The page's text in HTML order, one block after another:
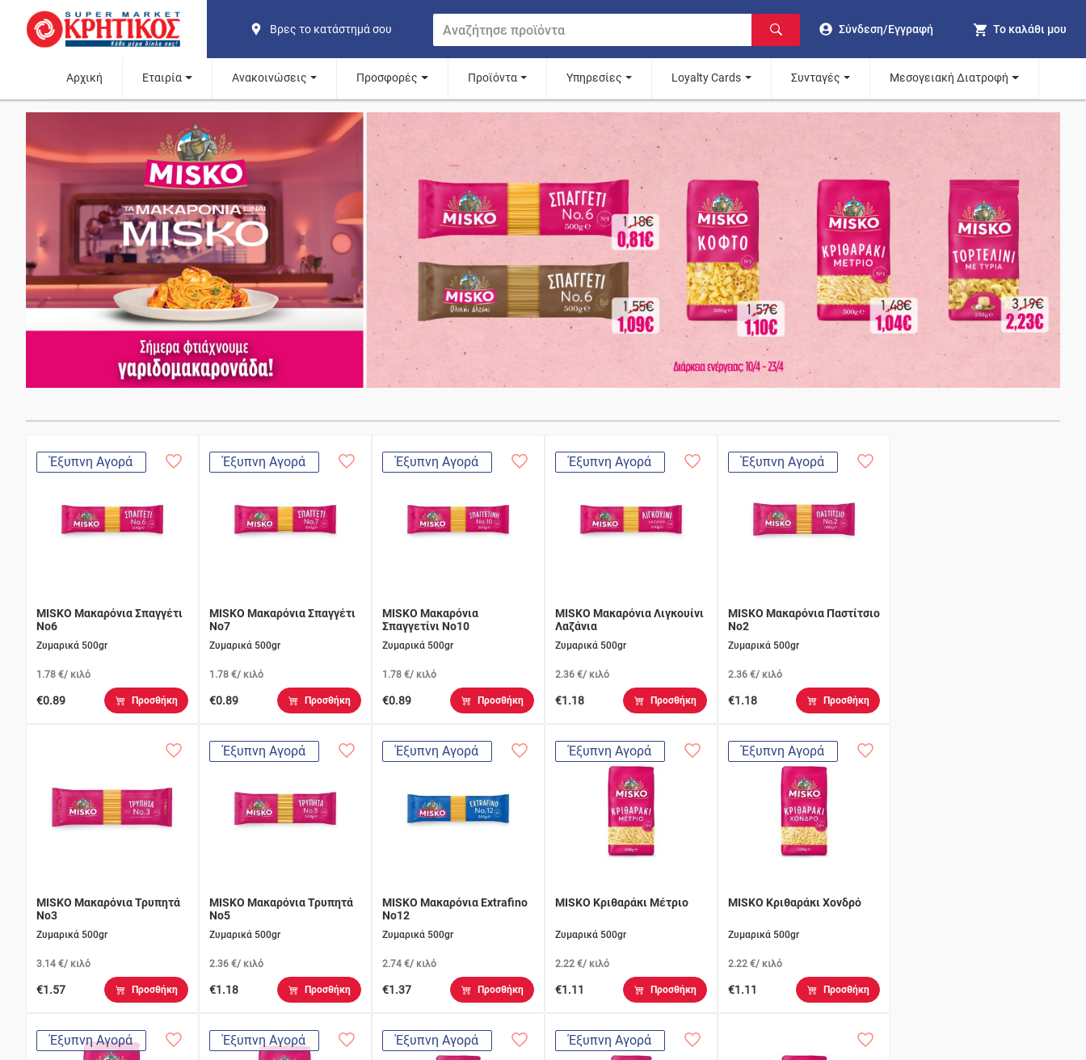
Βρες το κατάστημά σου Σύνδεση/Εγγραφή Το καλάθι μου
Αρχική Εταιρία Ανακοινώσεις Προσφορές Προϊόντα Υπηρεσίες Loyalty Cards Συνταγές Μεσογειακή Διατροφή
Έξυπνη Αγορά
MISKO Μακαρόνια Σπαγγέτι
Νο6
Ζυμαρικά 500gr
1.78 €/ κιλό
€0.89 Προσθήκη
Έξυπνη Αγορά
MISKO Μακαρόνια Σπαγγέτι
Νο7
Ζυμαρικά 500gr
1.78 €/ κιλό
€0.89 Προσθήκη
Έξυπνη Αγορά
MISKO Μακαρόνια
Σπαγγετίνι Νο10
Ζυμαρικά 500gr
1.78 €/ κιλό
€0.89 Προσθήκη
Έξυπνη Αγορά
MISKO Μακαρόνια Λιγκουίνι
Λαζάνια
Ζυμαρικά 500gr
2.36 €/ κιλό
€1.18 Προσθήκη
Έξυπνη Αγορά
MISKO Μακαρόνια Παστίτσιο
Νο2
Ζυμαρικά 500gr
2.36 €/ κιλό
€1.18 Προσθήκη
MISKO Μακαρόνια Τρυπητά
Νο3
Ζυμαρικά 500gr
3.14 €/ κιλό
€1.57 Προσθήκη
Έξυπνη Αγορά
MISKO Μακαρόνια Τρυπητά
Νο5
Ζυμαρικά 500gr
2.36 €/ κιλό
€1.18 Προσθήκη
Έξυπνη Αγορά
MISKO Μακαρόνια Extrafino
No12
Ζυμαρικά 500gr
2.74 €/ κιλό
€1.37 Προσθήκη
Έξυπνη Αγορά
MISKO Κριθαράκι Μέτριο
Ζυμαρικά 500gr
2.22 €/ κιλό
€1.11 Προσθήκη
Έξυπνη Αγορά
MISKO Κριθαράκι Χονδρό
Ζυμαρικά 500gr
2.22 €/ κιλό
€1.11 Προσθήκη
Έξυπνη Αγορά Έξυπνη Αγορά Έξυπνη Αγορά Έξυπνη Αγορά